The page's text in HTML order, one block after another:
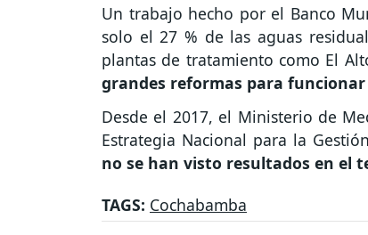
Un trabajo hecho por el Banco
solo el 27 % de las aguas
plantas de tratamiento como El
grandes reformas para
Desde el 2017, el Ministerio de
Estrategia Nacional para la
no se han visto resultados en el
TAGS: Cochabamba